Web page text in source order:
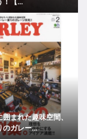
まれた趣味空間、
のガレー...